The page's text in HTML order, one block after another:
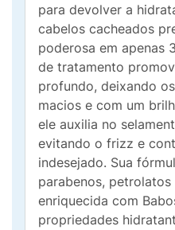
para devolver a
cabelos cacheados
poderosa em apenas
de tratamento
profundo, deixando
macios e com um
ele auxilia no
evitando o frizz e
indesejado. Sua
parabenos, petrolatos
enriquecida com
propriedades